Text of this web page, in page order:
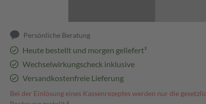
Persönliche Beratung
Heute bestellt und morgen geliefert³
Wechselwirkungscheck inklusive
Versandkostenfreie Lieferung
Bei der Einlösung eines Kassenrezeptes werden nur die